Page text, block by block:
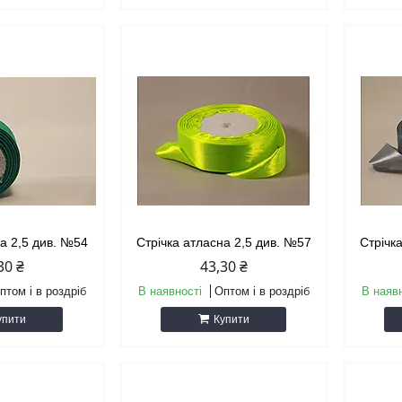
2,5 див. №54
₴
і в роздріб
Стрічка атласна 2,5 див. №57
43,30 ₴
В наявності Оптом і в роздріб
Купити
В